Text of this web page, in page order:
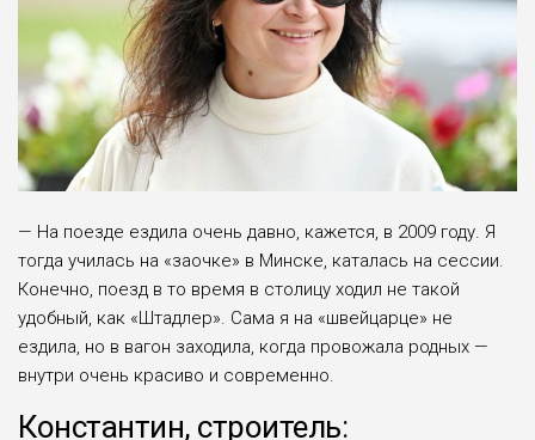
— На поезде ездила очень давно, кажется, в 2009 году. Я
тогда училась на «заочке» в Минске, ката­лась на сессии.
Конечно, поезд в то время в столи­цу ходил не такой
удобный, как «Штадлер». Сама я на «швейцарце» не
ездила, но в вагон заходила, когда провожала родных —
внутри очень красиво и современно.
Константин, строитель: